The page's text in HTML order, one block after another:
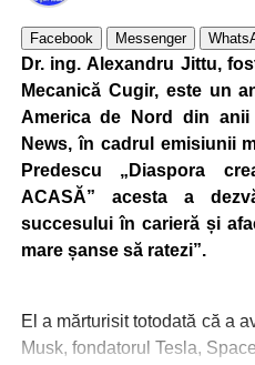
Facebook Messenger
Dr. ing. Alexandru Jittu,
Mecanică Cugir, este un
America de Nord din anii
News, în cadrul emisiunii
Predescu „Diaspora
ACASĂ” acesta a
succesului în carieră și
mare șanse să ratezi”.
El a mărturisit totodată că a
Musk, fondatorul Tesla,